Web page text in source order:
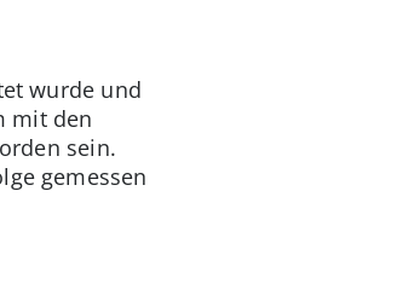
wurde und
mit den
sein.
gemessen